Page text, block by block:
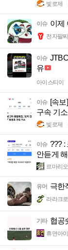
빛로제
이슈 이제
전자팔찌
이슈
유
아이스티이
이슈 [속
구속 기소
빛로제
이슈 ??? :
안듣게
르마리오
유머 극한
라라크
기타 협공
휴면아